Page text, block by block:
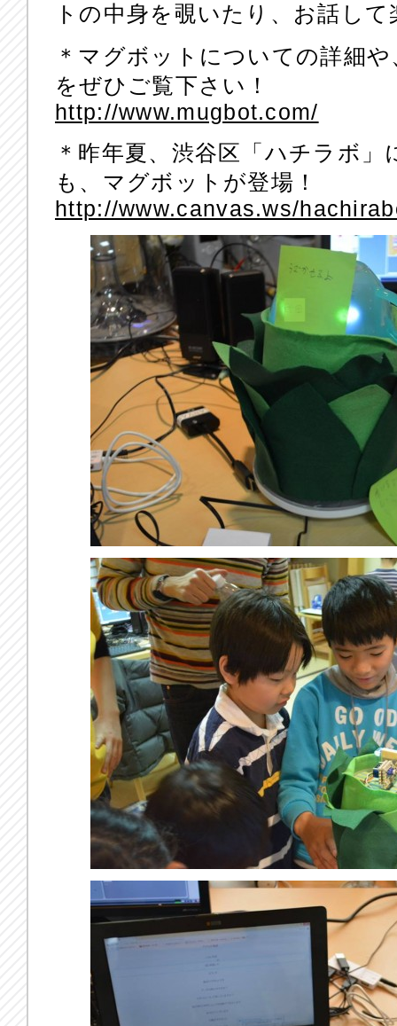
トの中身を覗いたり、お話し
＊マグボットについての詳細
をぜひご覧下さい！
http://www.mugbot.com/
＊昨年夏、渋谷区「ハチラボ
も、マグボットが登場！
http://www.canvas.ws/